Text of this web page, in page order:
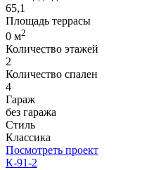
65,1
Площадь террасы
0 м2
Количество этажей
2
Количество спален
4
Гараж
без гаража
Стиль
Классика
Посмотреть проект
К-91-2